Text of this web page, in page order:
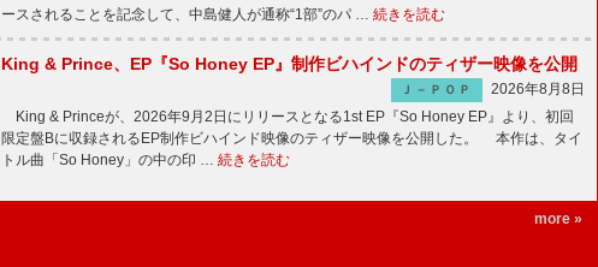
ースされることを記念して、中島健人が通称“1部”のパ … 続きを読む
King & Prince、EP『So Honey EP』制作ビハインドのティザー映像を公開
Ｊ－ＰＯＰ
2026年8月8日
King & Princeが、2026年9月2日にリリースとなる1st EP『So Honey EP』より、初回
限定盤Bに収録されるEP制作ビハインド映像のティザー映像を公開した。 本作は、タイ
トル曲「So Honey」の中の印 … 続きを読む
more »